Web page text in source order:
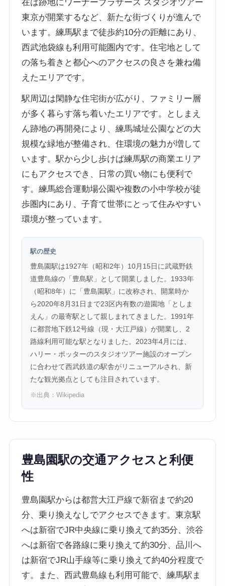
在は跡地にワーナーブラザース スタジオツアー
東京が開業するなど、新たな街づくりが進んで
います。練馬駅まで徒歩約10分の距離にあり、
西武池袋線も利用可能圏内です。住宅地として
の落ち着きと都心へのアクセスの良さを兼ね備
えたエリアです。
駅周辺は閑静な住宅街が広がり、ファミリー層
が多く暮らす落ち着いたエリアです。としまえ
ん跡地の再開発により、練馬城址公園などの大
規模な緑地が整備され、住環境の魅力が増して
います。駅から少し歩けば練馬駅の商業エリア
にもアクセスでき、日常の買い物にも便利で
す。練馬総合運動場公園や複数の小中学校が徒
歩圏内にあり、子育て世帯にとって住みやすい
環境が整っています。
駅の歴史
豊島園駅は1927年（昭和2年）10月15日に武蔵野鉄
道豊島線の「豊島駅」として開業しました。1933年
（昭和8年）に「豊島園駅」に改称され、開業時か
ら2020年8月31日まで23区内有数の遊園地「としま
えん」の最寄駅として親しまれてきました。1991年
に都営地下鉄12号線（現・大江戸線）が開業し、2
路線利用可能な駅となりました。2023年4月には、
ハリー・ポッターのスタジオツアー施設のオープン
に合わせて西武鉄道の駅舎がリニューアルされ、新
たな観光拠点としても注目されています。
※出典： Wikipedia
豊島園駅の交通アクセスと利便
性
豊島園駅からは都営大江戸線で新宿まで約20
分、乗り換えなしでアクセスできます。東京駅
へは新宿でJR中央線に乗り換えて約35分、渋谷
へは新宿で各路線に乗り換えて約30分、品川へ
は新宿でJR山手線等に乗り換えて約40分程度で
す。また、西武豊島線も利用可能で、練馬駅ま